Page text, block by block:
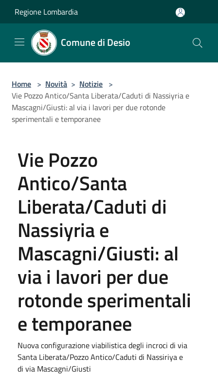
Regione Lombardia
Comune di Desio
Home > Novità > Notizie >
Vie Pozzo Antico/Santa Liberata/Caduti di Nassiyria e
Mascagni/Giusti: al via i lavori per due rotonde
sperimentali e temporanee
Vie Pozzo
Antico/Santa
Liberata/Caduti di
Nassiyria e
Mascagni/Giusti: al
via i lavori per due
rotonde sperimentali
e temporanee
Nuova configurazione viabilistica degli incroci di via
Santa Liberata/Pozzo Antico/Caduti di Nassiriya e
di via Mascagni/Giusti